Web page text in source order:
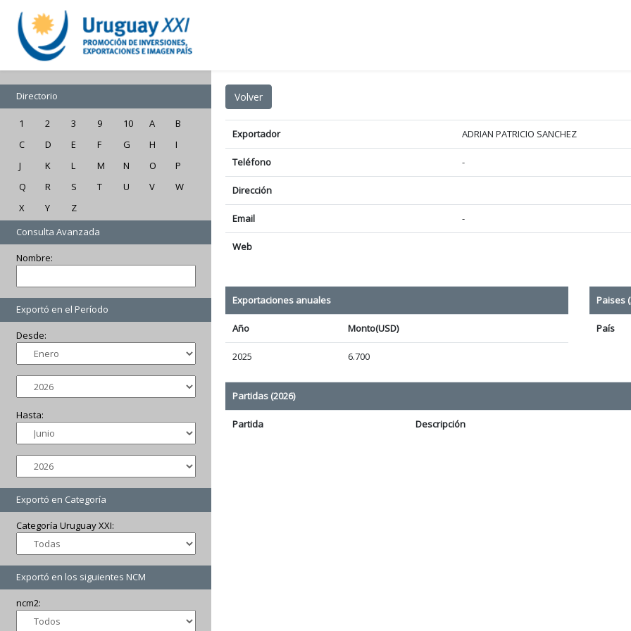
Directorio
1 2 3 9 10 A
B
C
D E F G H
I
J
K L M N O
P
Q
R S T U V
W
X
Y
Z
Consulta Avanzada
Nombre:
Exportó en el Período
Desde:
Hasta:
Exportó en Categoría
Categoría Uruguay XXI:
Exportó en los siguientes NCM
ncm2:
Exportador ADRIAN PATRICIO SANCHEZ
Teléfono -
Dirección
Email -
Web
Exportaciones anuales
Año Monto(USD)
2025 6.700
Paises
País
Partidas (2026)
Partida Descripción